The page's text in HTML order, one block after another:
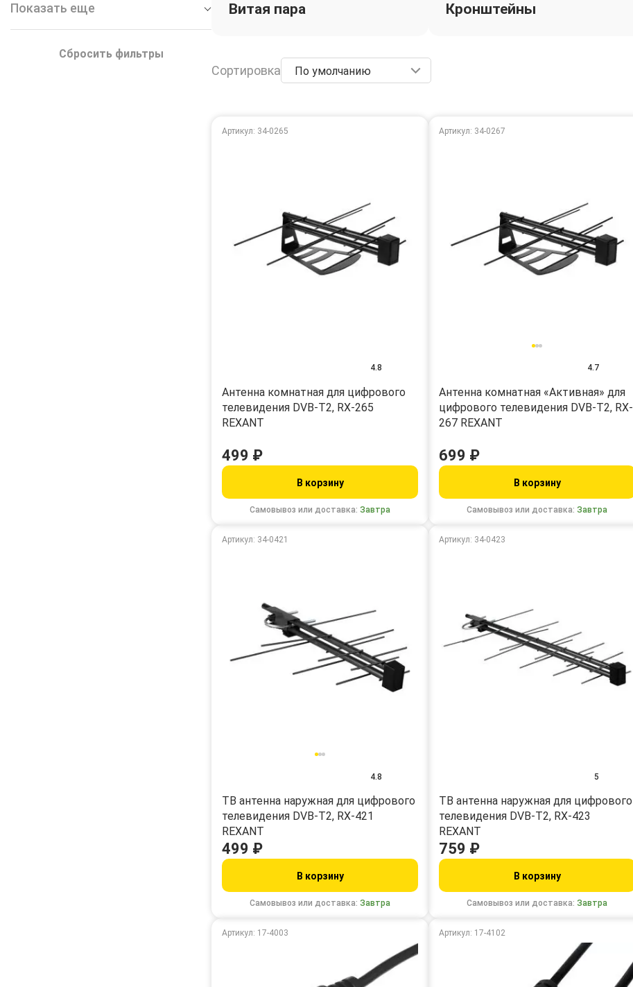
Показать еще
Сбросить фильтры
Витая пара Кронштейны
Сортировка По умолчанию
Артикул: 34-0265
4.8
Антенна комнатная для цифрового
телевидения DVB-T2, RX-265
REXANT
Самовывоз или доставка:Завтра
499 ₽
В корзину
Артикул: 34-0267
4.7
Антенна комнатная «Активная» для
цифрового телевидения DVB-T2, RX-
267 REXANT
Самовывоз или доставка:Завтра
699 ₽
В корзину
Артикул: 34-0421
4.8
ТB антенна наружная для цифрового
телевидения DVB-T2, RX-421
REXANT
Самовывоз или доставка:Завтра
499 ₽
В корзину
Артикул: 34-0423
5
ТB антенна наружная для цифрового
телевидения DVB-T2, RX-423
REXANT
Самовывоз или доставка:Завтра
759 ₽
В корзину
Артикул: 17-4003 Артикул: 17-4102